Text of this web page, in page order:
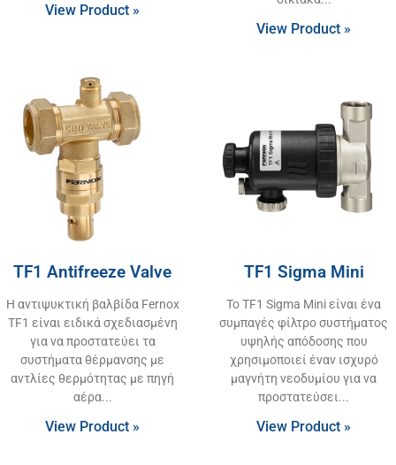
View Product »
View Product »
TF1 Antifreeze Valve
Η αντιψυκτική βαλβίδα Fernox
TF1 είναι ειδικά σχεδιασμένη
για να προστατεύει τα
συστήματα θέρμανσης με
αντλίες θερμότητας με πηγή
αέρα
View Product »
TF1 Sigma Mini
Το TF1 Sigma Mini είναι ένα
συμπαγές φίλτρο συστήματος
υψηλής απόδοσης που
χρησιμοποιεί έναν ισχυρό
μαγνήτη νεοδυμίου για να
προστατεύσει
View Product »